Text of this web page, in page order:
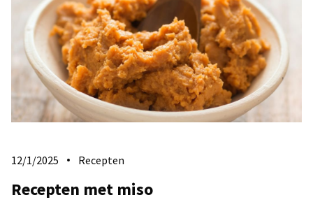
12/1/2025 Recepten
Recepten met miso